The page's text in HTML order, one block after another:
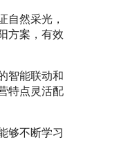
自然采光，
方案，有效
智能联动和
特点灵活配
够不断学习